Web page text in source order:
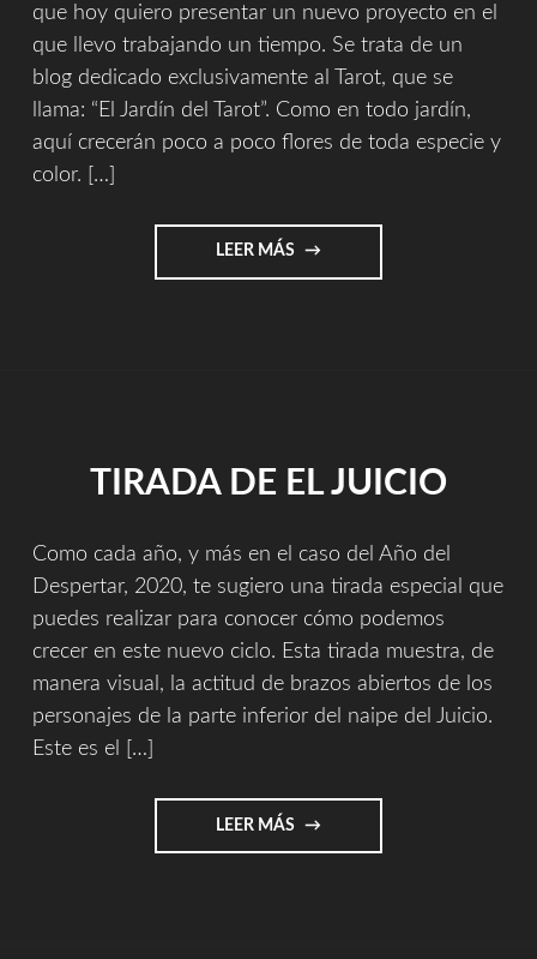
que hoy quiero presentar un nuevo proyecto en el
que llevo trabajando un tiempo. Se trata de un
blog dedicado exclusivamente al Tarot, que se
llama: “El Jardín del Tarot”. Como en todo jardín,
aquí crecerán poco a poco flores de toda especie y
color. […]
LEER MÁS "PRESENTO
\»EL
TIRADA DE EL JUICIO
Como cada año, y más en el caso del Año del
Despertar, 2020, te sugiero una tirada especial que
puedes realizar para conocer cómo podemos
crecer en este nuevo ciclo. Esta tirada muestra, de
manera visual, la actitud de brazos abiertos de los
personajes de la parte inferior del naipe del Juicio.
Este es el […]
LEER MÁS "TIRADA
DE